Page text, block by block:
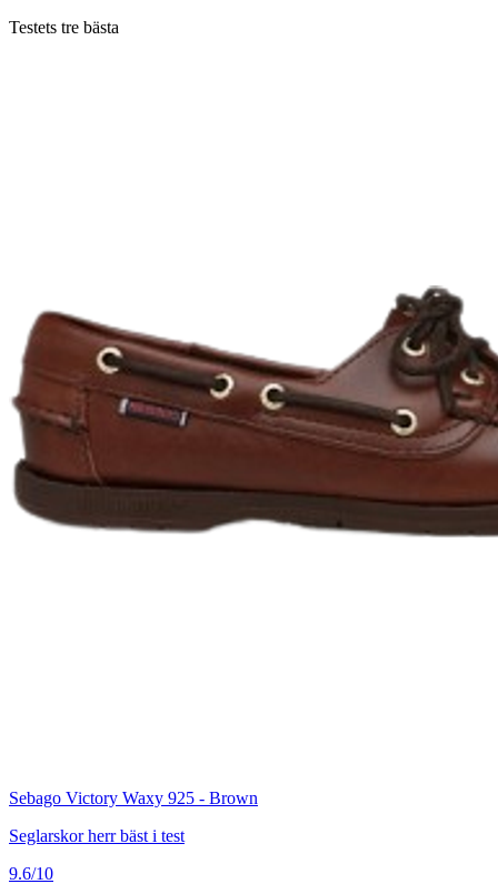
Testets tre bästa
Sebago Victory Waxy 925 - Brown
Seglarskor herr bäst i test
9.6/10